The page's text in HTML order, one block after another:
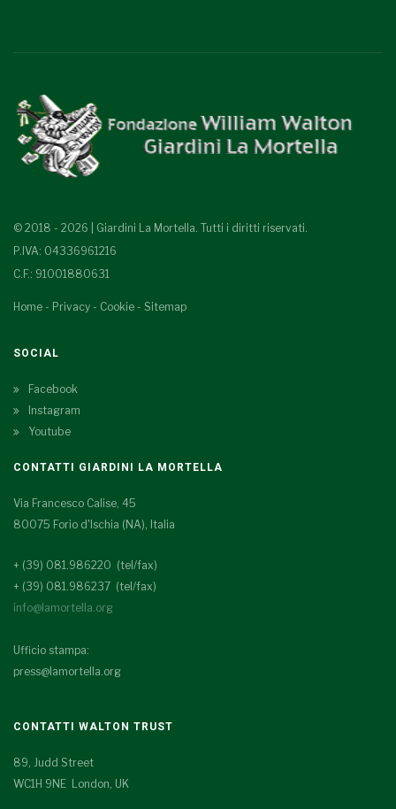
© 2018 - 2026 | Giardini La Mortella. Tutti i diritti riservati.
P.IVA: 04336961216
C.F.: 91001880631
Home - Privacy - Cookie - Sitemap
SOCIAL
Facebook
Instagram
Youtube
CONTATTI GIARDINI LA MORTELLA
Via Francesco Calise, 45
80075 Forio d'Ischia (NA), Italia
+ (39) 081.986220 (tel/fax)
+ (39) 081.986237 (tel/fax)
info@lamortella.org
Ufficio stampa:
press@lamortella.org
CONTATTI WALTON TRUST
89, Judd Street
WC1H 9NE London, UK